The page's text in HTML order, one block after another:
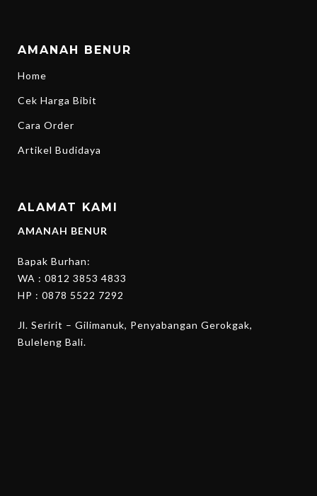
AMANAH BENUR
Home
Cek Harga Bibit
Cara Order
Artikel Budidaya
ALAMAT KAMI
AMANAH BENUR
Bapak Burhan:
WA : 0812 3853 4833
HP : 0878 5522 7292
Jl. Seririt – Gilimanuk, Penyabangan Gerokgak,
Buleleng Bali.